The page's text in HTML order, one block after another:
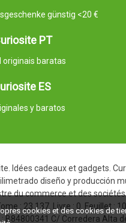
günstig <20 €
PT
originais baratas
ES
y baratos
Idées cadeaux et gadgets.
diseño y producción
du commerce et des
: 23.137. Livre : 0. Feuillet :
: B84800341 C/ Corredera Alta
cookies et des cookies de